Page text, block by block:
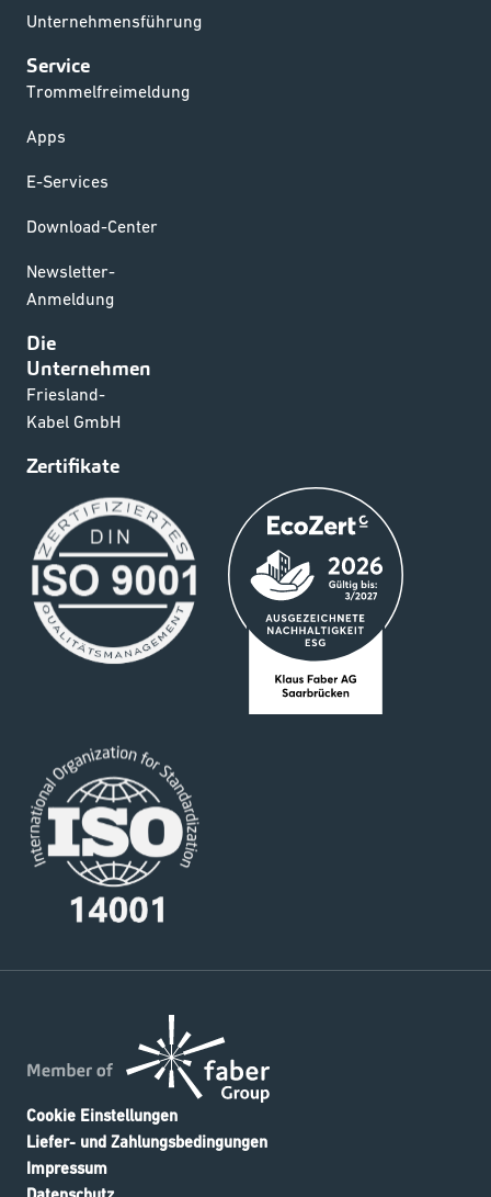
Unternehmensführung
Service
Trommelfreimeldung
Apps
E-Services
Download-Center
Newsletter-
Anmeldung
Die
Unternehmen
Friesland-
Kabel GmbH
Zertifikate
Cookie Einstellungen
Liefer- und Zahlungsbedingungen
Impressum